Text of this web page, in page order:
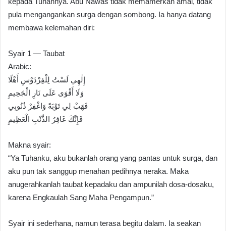
pula mengangankan surga dengan sombong. Ia hanya datang
membawa kelemahan diri:
Syair 1 — Taubat
Arabic:
إِلٰهِي لَسْتُ لِلْفِرْدَوْسِ أَهْلًا
وَلَا أَقْوَى عَلَى نَارِ الْجَحِيمِ
فَهَبْ لِي تَوْبَةً وَاغْفِرْ ذُنُوبِي
فَإِنَّكَ غَافِرُ الذَّنْبِ الْعَظِيمِ
Makna syair:
“Ya Tuhanku, aku bukanlah orang yang pantas untuk surga, dan
aku pun tak sanggup menahan pedihnya neraka. Maka
anugerahkanlah taubat kepadaku dan ampunilah dosa-dosaku,
karena Engkaulah Sang Maha Pengampun.”
Syair ini sederhana, namun terasa begitu dalam. Ia seakan